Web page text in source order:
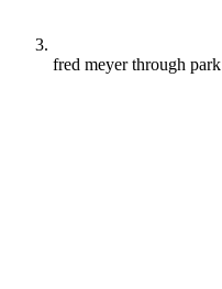
fred meyer through park